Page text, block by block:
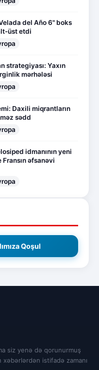
del Año 6" boks
üst etdi
strategiyası: Yaxın
mərhələsi
Daxili miqrantların
sədd
idmanının yeni
əfsanəvi
Qoşul
siz yenə də qorunurmuş
xəbərlərdən istifadə zamanı